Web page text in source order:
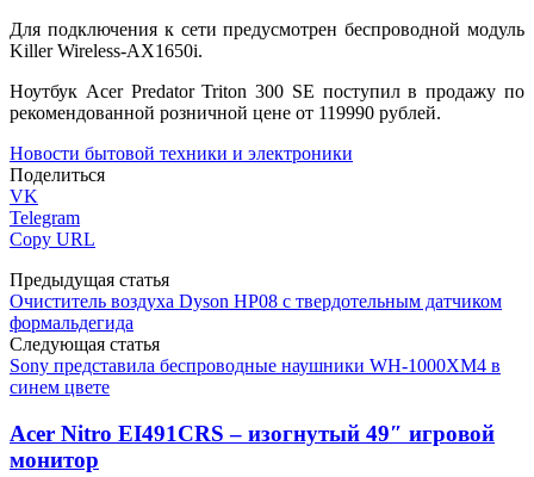
Для подключения к сети предусмотрен беспроводной модуль
Killer Wireless-AX1650i.
Ноутбук Acer Predator Triton 300 SE поступил в продажу по
рекомендованной розничной цене от 119990 рублей.
Новости бытовой техники и электроники
Поделиться
VK
Telegram
Copy URL
Предыдущая статья
Очиститель воздуха Dyson HP08 с твердотельным датчиком
формальдегида
Следующая статья
Sony представила беспроводные наушники WH-1000XM4 в
синем цвете
Acer Nitro EI491CRS – изогнутый 49″ игровой
монитор